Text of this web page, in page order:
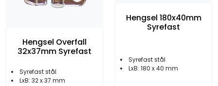
Hengsel Overfall
32x37mm Syrefast
Syrefast stål
LxB: 32 x 37 mm
Hengsel 180x40mm
Syrefast
Syrefast stål
LxB: 180 x 40 mm